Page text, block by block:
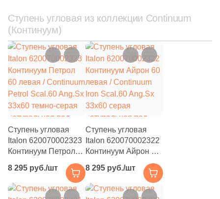
Ступень угловая из коллекции Continuum
(Континуум)
Ступень угловая
Italon 620070002323
Континуум Петрол
60 левая / Continuum
Petrol Scal.60 Ang.Sx
33x60 темно-серая
натуральная под
8 295 руб./шт
Ступень угловая
Italon 620070002322
Континуум Айрон 60
левая / Continuum
Iron Scal.60 Ang.Sx
33x60 серая
натуральная под
8 295 руб./шт